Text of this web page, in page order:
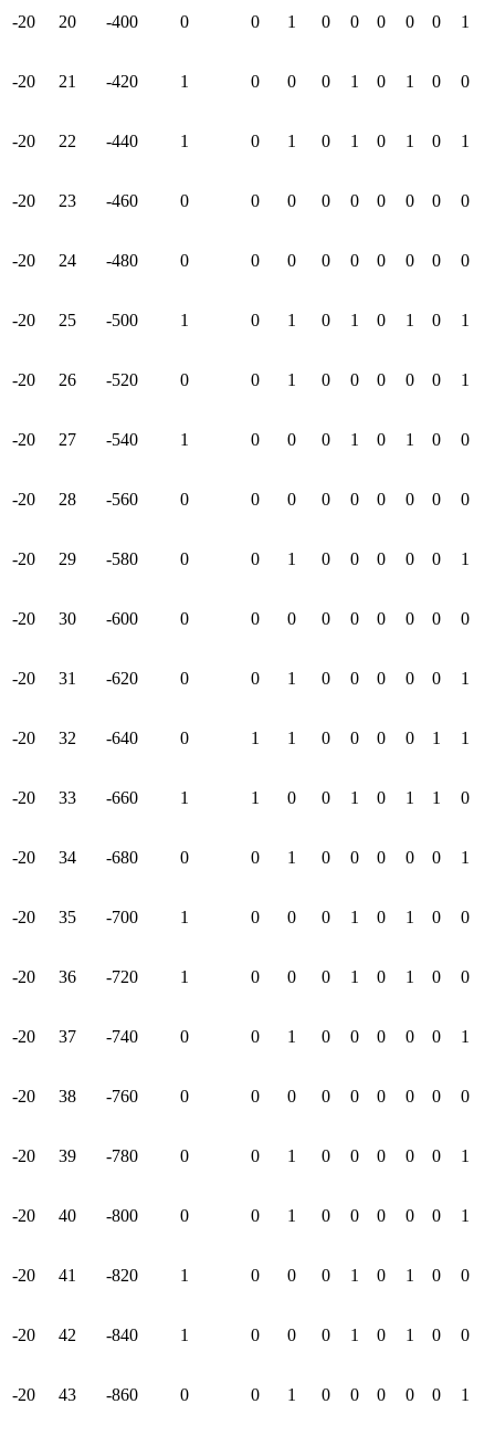
-20 20 -400 0 0 1 0 0 0 0 0 1
-20 21 -420 1 0 0 0 1 0 1 0 0
-20 22 -440 1 0 1 0 1 0 1 0 1
-20 23 -460 0 0 0 0 0 0 0 0 0
-20 24 -480 0 0 0 0 0 0 0 0 0
-20 25 -500 1 0 1 0 1 0 1 0 1
-20 26 -520 0 0 1 0 0 0 0 0 1
-20 27 -540 1 0 0 0 1 0 1 0 0
-20 28 -560 0 0 0 0 0 0 0 0 0
-20 29 -580 0 0 1 0 0 0 0 0 1
-20 30 -600 0 0 0 0 0 0 0 0 0
-20 31 -620 0 0 1 0 0 0 0 0 1
-20 32 -640 0 1 1 0 0 0 0 1 1
-20 33 -660 1 1 0 0 1 0 1 1 0
-20 34 -680 0 0 1 0 0 0 0 0 1
-20 35 -700 1 0 0 0 1 0 1 0 0
-20 36 -720 1 0 0 0 1 0 1 0 0
-20 37 -740 0 0 1 0 0 0 0 0 1
-20 38 -760 0 0 0 0 0 0 0 0 0
-20 39 -780 0 0 1 0 0 0 0 0 1
-20 40 -800 0 0 1 0 0 0 0 0 1
-20 41 -820 1 0 0 0 1 0 1 0 0
-20 42 -840 1 0 0 0 1 0 1 0 0
-20 43 -860 0 0 1 0 0 0 0 0 1